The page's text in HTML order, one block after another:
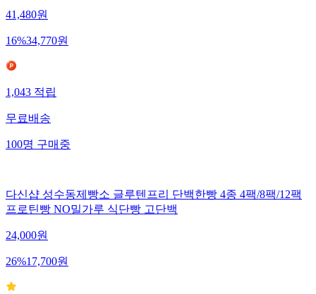
41,480원
16%34,770원
1,043적립
무료배송
100명구매중
다신샵 성수동제빵소 글루텐프리 단백한빵 4종 4팩/8팩/12팩
프로틴빵 NO밀가루 식단빵 고단백
24,000원
26%17,700원